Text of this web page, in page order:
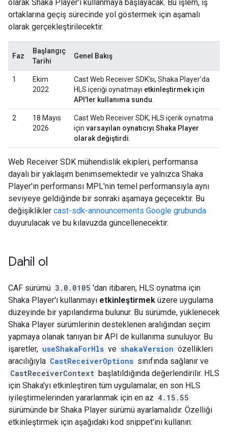
olarak Shaka Player'ı kullanmaya başlayacak. Bu işlem, iş
ortaklarına geçiş sürecinde yol göstermek için aşamalı
olarak gerçekleştirilecektir.
Faz
Başlangıç
Tarihi
Genel Bakış
1
Ekim
2022
Cast Web Receiver SDK'sı, Shaka Player'da
HLS içeriği oynatmayı etkinleştirmek için
API'ler kullanıma sundu
2
18 Mayıs
2026
Cast Web Receiver SDK, HLS içerik oynatma
için varsayılan oynatıcıyı Shaka Player
olarak değiştirdi
Web Receiver SDK mühendislik ekipleri, performansa
dayalı bir yaklaşım benimsemektedir ve yalnızca Shaka
Player'ın performansı MPL'nin temel performansıyla aynı
seviyeye geldiğinde bir sonraki aşamaya geçecektir. Bu
değişiklikler cast-sdk-announcements Google grubunda
duyurulacak ve bu kılavuzda güncellenecektir.
Dahil ol
CAF sürümü 3.0.0105 'dan itibaren, HLS oynatma için
Shaka Player'ı kullanmayı etkinleştirmek üzere uygulama
düzeyinde bir yapılandırma bulunur. Bu sürümde, yüklenecek
Shaka Player sürümlerinin desteklenen aralığından seçim
yapmaya olanak tanıyan bir API de kullanıma sunuluyor. Bu
işaretler, useShakaForHls ve shakaVersion özellikleri
aracılığıyla CastReceiverOptions sınıfında sağlanır ve
CastReceiverContext başlatıldığında değerlendirilir. HLS
için Shaka'yı etkinleştiren tüm uygulamalar, en son HLS
iyileştirmelerinden yararlanmak için en az 4.15.55
sürümünde bir Shaka Player sürümü ayarlamalıdır. Özelliği
etkinleştirmek için aşağıdaki kod snippet'ini kullanın: